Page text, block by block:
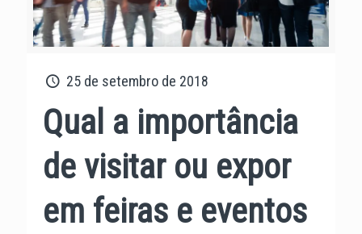
25 de setembro de 2018
Qual a importância
de visitar ou expor
em feiras e eventos